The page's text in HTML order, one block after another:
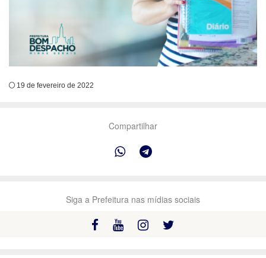
19 de fevereiro de 2022
Compartilhar
Siga a Prefeitura nas mídias sociais